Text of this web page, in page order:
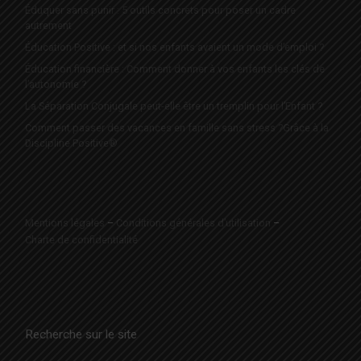
Éduquer sans punir : 5 outils concrets pour poser un cadre
autrement
Éducation Positive : et si nos enfants avaient un mode d’emploi ?
Éducation financière : Comment donner à vos enfants les clés de
l’autonomie ?
La Séparation Conjugale peut-elle être un tremplin pour l’Enfant ?
Comment passer des vacances en famille sans stress ?Grâce à la
Discipline Positive®
Mentions légales – Conditions générales d’utilisation –
Charte de confidentialité
Recherche sur le site